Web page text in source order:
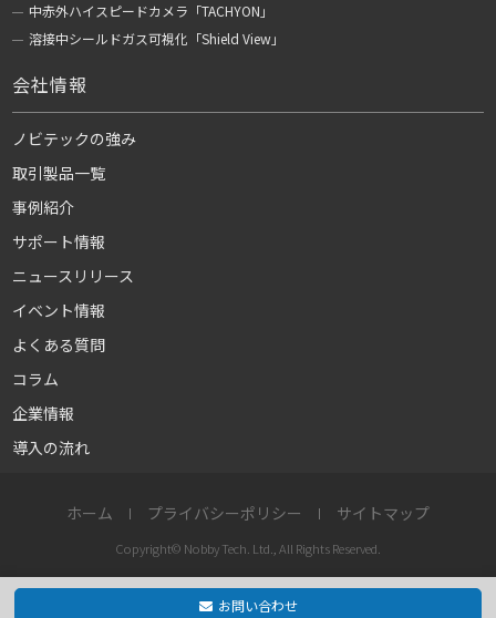
お問い合わせ
中赤外ハイスピードカメラ「TACHYON」
溶接中シールドガス可視化「Shield View」
会社情報
ノビテックの強み
取引製品一覧
事例紹介
サポート情報
ニュースリリース
イベント情報
よくある質問
コラム
企業情報
導入の流れ
ホーム プライバシーポリシー サイトマップ
Copyright© Nobby Tech. Ltd., All Rights Reserved.